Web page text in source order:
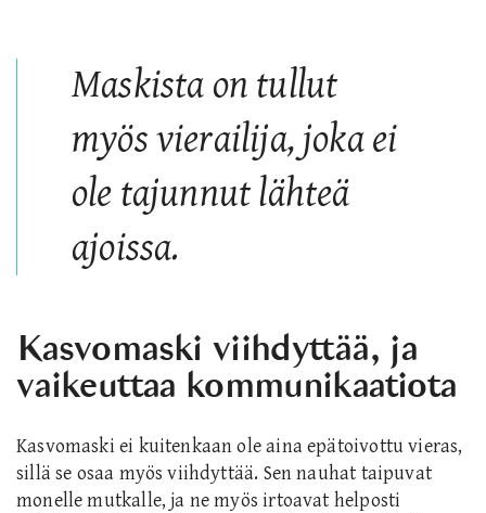
Maskista on tullut
myös vierailija, joka ei
ole tajunnut lähteä
ajoissa.
Kasvomaski viihdyttää, ja
vaikeuttaa kommunikaatiota
Kasvomaski ei kuitenkaan ole aina epätoivottu vieras,
sillä se osaa myös viihdyttää. Sen nauhat taipuvat
monelle mutkalle, ja ne myös irtoavat helposti